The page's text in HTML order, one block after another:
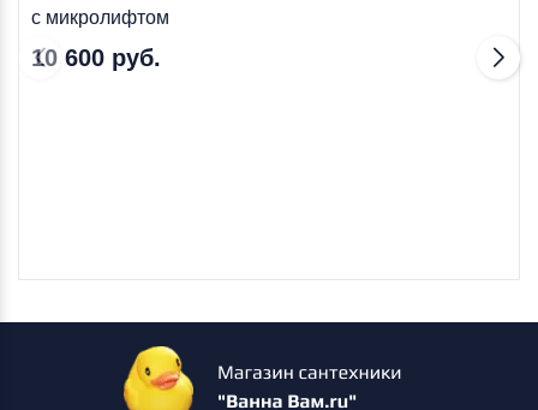
с микролифтом
10 600 руб.